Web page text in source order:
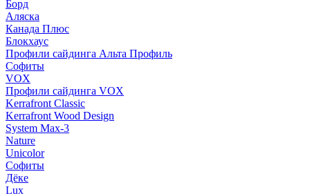
Борд
Аляска
Канада Плюс
Блокхаус
Профили сайдинга Альта Профиль
Софиты
VOX
Профили сайдинга VOX
Kerrafront Classic
Kerrafront Wood Design
System Max-3
Nature
Unicolor
Софиты
Дёке
Lux